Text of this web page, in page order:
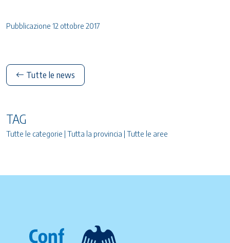
Pubblicazione 12 ottobre 2017
Tutte le news
TAG
Tutte le categorie | Tutta la provincia | Tutte le aree